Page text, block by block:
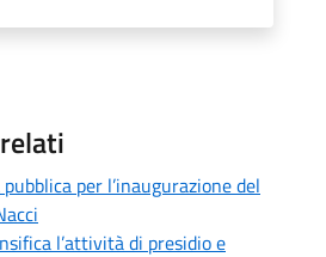
per l’inaugurazione del
l’attività di presidio e